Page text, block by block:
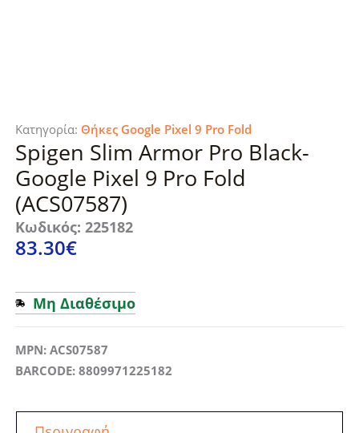
Κατηγορία: Θήκες Google Pixel 9 Pro Fold
Spigen Slim Armor Pro Black-
Google Pixel 9 Pro Fold
(ACS07587)
Κωδικός: 225182
83.30€
Μη Διαθέσιμο
MPN: ACS07587
BARCODE: 8809971225182